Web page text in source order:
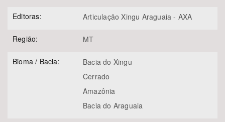
Editoras: Articulação Xingu Araguaia - AXA
Região: MT
Bioma / Bacia:
Bacia do Xingu
Cerrado
Amazônia
Bacia do Araguaia